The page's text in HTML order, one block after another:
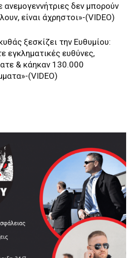
ανεμογεννήτριες δεν μπορούν
είναι άχρηστοι»-(VIDEO)
ξεσκίζει την Ευθυμίου:
εγκληματικές ευθύνες,
& κάηκαν 130.000
(VIDEO)